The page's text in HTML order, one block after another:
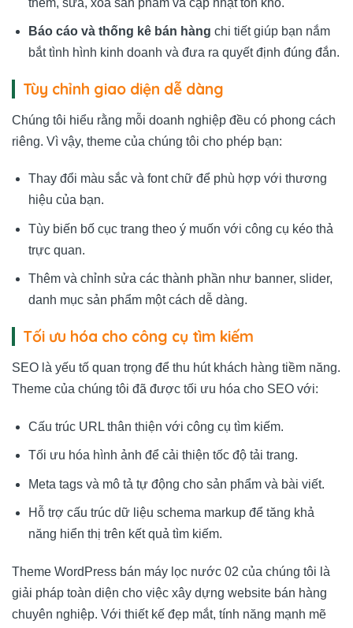
Báo cáo và thống kê bán hàng chi tiết giúp bạn nắm
bắt tình hình kinh doanh và đưa ra quyết định đúng đắn.
Tùy chỉnh giao diện dễ dàng
Chúng tôi hiểu rằng mỗi doanh nghiệp đều có phong cách
riêng. Vì vậy, theme của chúng tôi cho phép bạn:
Thay đổi màu sắc và font chữ để phù hợp với thương
hiệu của bạn.
Tùy biến bố cục trang theo ý muốn với công cụ kéo thả
trực quan.
Thêm và chỉnh sửa các thành phần như banner, slider,
danh mục sản phẩm một cách dễ dàng.
Tối ưu hóa cho công cụ tìm kiếm
SEO là yếu tố quan trọng để thu hút khách hàng tiềm năng.
Theme của chúng tôi đã được tối ưu hóa cho SEO với:
Cấu trúc URL thân thiện với công cụ tìm kiếm.
Tối ưu hóa hình ảnh để cải thiện tốc độ tải trang.
Meta tags và mô tả tự động cho sản phẩm và bài viết.
Hỗ trợ cấu trúc dữ liệu schema markup để tăng khả
năng hiển thị trên kết quả tìm kiếm.
Theme WordPress bán máy lọc nước 02 của chúng tôi là
giải pháp toàn diện cho việc xây dựng website bán hàng
chuyên nghiệp. Với thiết kế đẹp mắt, tính năng mạnh mẽ